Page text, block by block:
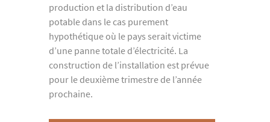
production et la distribution d’eau
potable dans le cas purement
hypothétique où le pays serait victime
d’une panne totale d’électricité. La
construction de l’installation est prévue
pour le deuxième trimestre de l’année
prochaine.